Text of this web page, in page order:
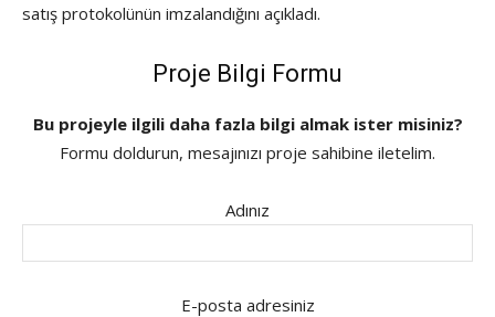
satış protokolünün imzalandığını açıkladı.
Proje Bilgi Formu
Bu projeyle ilgili daha fazla bilgi almak ister misiniz?
Formu doldurun, mesajınızı proje sahibine iletelim.
Adınız
E-posta adresiniz